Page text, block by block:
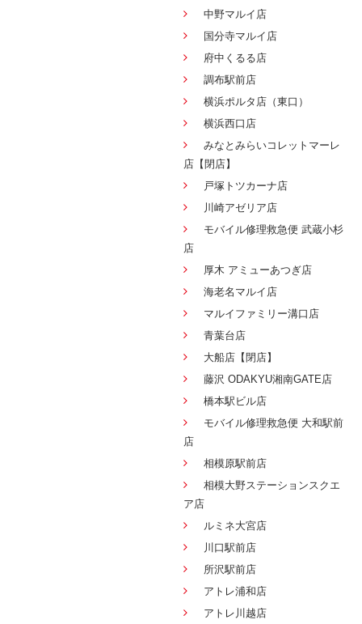
中野マルイ店
国分寺マルイ店
府中くるる店
調布駅前店
横浜ポルタ店（東口）
横浜西口店
みなとみらいコレットマーレ
店【閉店】
戸塚トツカーナ店
川崎アゼリア店
モバイル修理救急便 武蔵小杉
店
厚木 アミューあつぎ店
海老名マルイ店
マルイファミリー溝口店
青葉台店
大船店【閉店】
藤沢 ODAKYU湘南GATE店
橋本駅ビル店
モバイル修理救急便 大和駅前
店
相模原駅前店
相模大野ステーションスクエ
ア店
ルミネ大宮店
川口駅前店
所沢駅前店
アトレ浦和店
アトレ川越店